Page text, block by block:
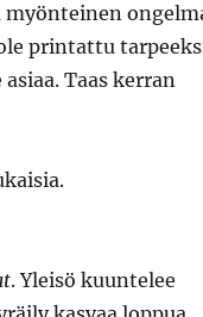
printattu
Taas kerran
. Yleisö kuuntelee